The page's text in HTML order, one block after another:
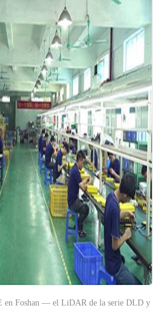
en Foshan — el LiDAR de la serie DLD y